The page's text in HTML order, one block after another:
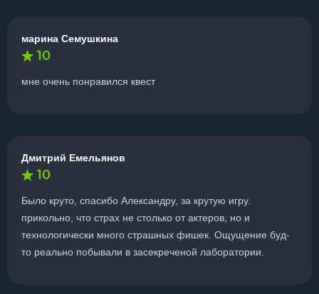
марина Семушкина
10
мне очень понравился квест
Дмитрий Емельянов
10
Было круто, спасибо Александру, за крутую игру.
прикольно, что страх не столько от актеров, но и
технологически много страшных фишек. Ощущение буд-
то реально побывали в засекреченой лаборатории.